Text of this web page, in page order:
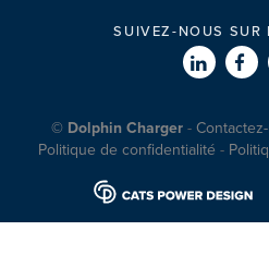
SUIVEZ-NOUS SUR
© Dolphin Charger
Politique de confidentialité